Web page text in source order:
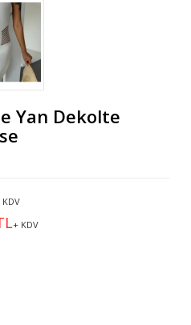
Yan Dekolte
KDV
+ KDV